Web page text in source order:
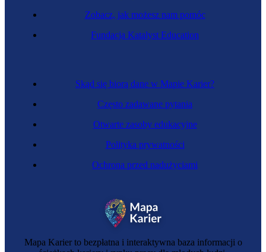
Mapa Karier to bezpłatna i interaktywna baza informacji o
Skąd się biorą dane w Mapie Karier?
Często zadawane pytania
Otwarte zasoby edukacyjne
Polityka prywatności
Ochrona przed nadużyciami
Zobacz, jak możesz nam pomóc
Fundacja Katalyst Education